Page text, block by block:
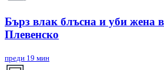
Бърз влак блъсна и уби жена
Плевенско
преди 19 мин